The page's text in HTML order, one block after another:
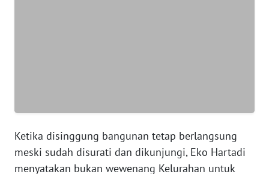
Ketika disinggung bangunan tetap berlangsung
meski sudah disurati dan dikunjungi, Eko Hartadi
menyatakan bukan wewenang Kelurahan untuk
JAMBI